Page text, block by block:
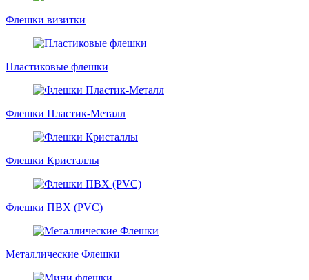
Флешки визитки
Пластиковые флешки
Флешки Пластик-Металл
Флешки Кристаллы
Флешки ПВХ (PVC)
Металлические Флешки